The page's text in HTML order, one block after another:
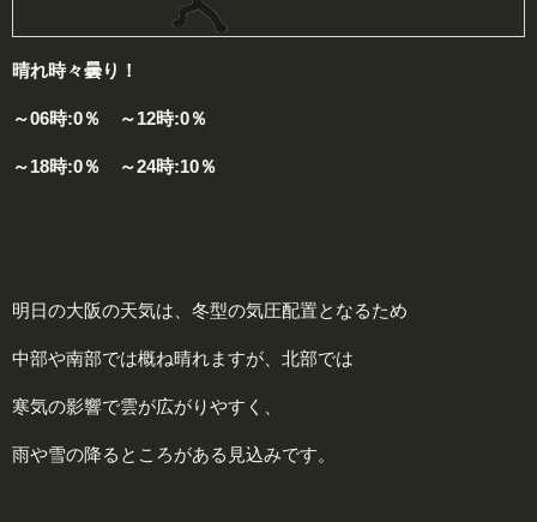
晴れ時々曇り！
～06時:0％ ～12時:0％
～18時:0％ ～24時:10％
明日の大阪の天気は、冬型の気圧配置となるため
中部や南部では概ね晴れますが、北部では
寒気の影響で雲が広がりやすく、
雨や雪の降るところがある見込みです。